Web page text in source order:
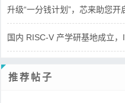
升级“一分钱计划”，芯来助您开
国内 RISC-V 产学研基地成立
推荐帖子